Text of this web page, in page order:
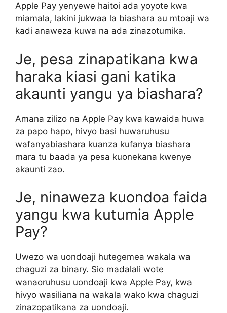
Apple Pay yenyewe haitoi ada yoyote kwa
miamala, lakini jukwaa la biashara au mtoaji wa
kadi anaweza kuwa na ada zinazotumika.
Je, pesa zinapatikana kwa
haraka kiasi gani katika
akaunti yangu ya biashara?
Amana zilizo na Apple Pay kwa kawaida huwa
za papo hapo, hivyo basi huwaruhusu
wafanyabiashara kuanza kufanya biashara
mara tu baada ya pesa kuonekana kwenye
akaunti zao.
Je, ninaweza kuondoa faida
yangu kwa kutumia Apple
Pay?
Uwezo wa uondoaji hutegemea wakala wa
chaguzi za binary. Sio madalali wote
wanaoruhusu uondoaji kwa Apple Pay, kwa
hivyo wasiliana na wakala wako kwa chaguzi
zinazopatikana za uondoaji.